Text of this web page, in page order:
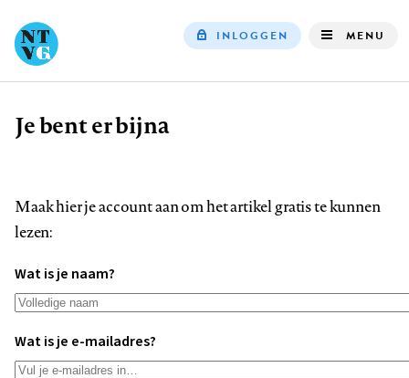
INLOGGEN MENU
Kruimelpad
Je bent er bijna
Maak hier je account aan om het artikel gratis te kunnen
lezen:
Wat is je naam?
Wat is je e-mailadres?